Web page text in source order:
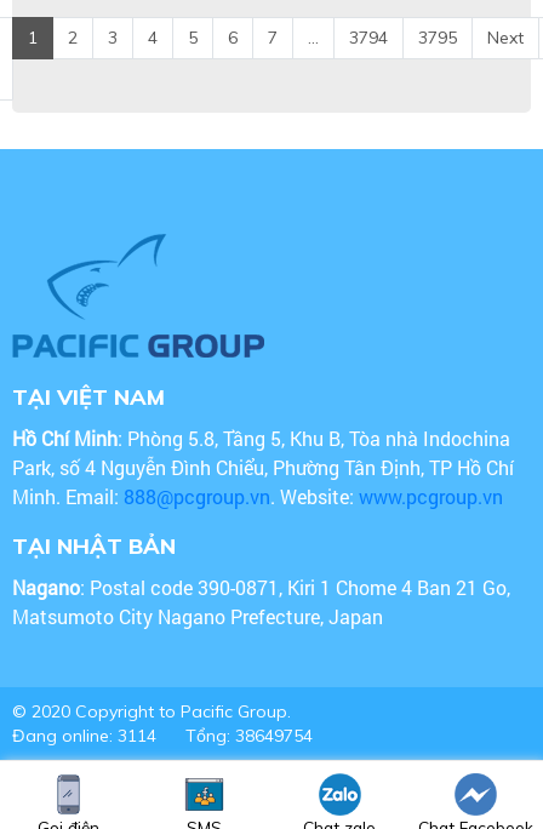
1 2 3 4 5 6 7 ... 3794 3795 Next
TẠI VIỆT NAM
Hồ Chí Minh: Phòng 5.8, Tầng 5, Khu B, Tòa nhà Indochina
Park, số 4 Nguyễn Đình Chiểu, Phường Tân Định, TP Hồ Chí
Minh. Email: 888@pcgroup.vn. Website: www.pcgroup.vn
TẠI NHẬT BẢN
Nagano: Postal code 390-0871, Kiri 1 Chome 4 Ban 21 Go,
Matsumoto City Nagano Prefecture, Japan
© 2020 Copyright to Pacific Group.
Đang online: 3114
Tổng: 38649754